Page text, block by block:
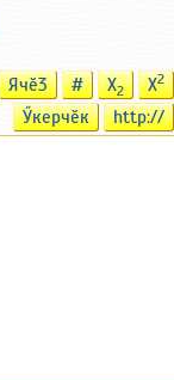
Ячӗ3 # X2 X2
Ӳкерчӗк http://